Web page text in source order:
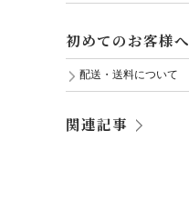
初めてのお客様へ
配送・送料について
関連記事